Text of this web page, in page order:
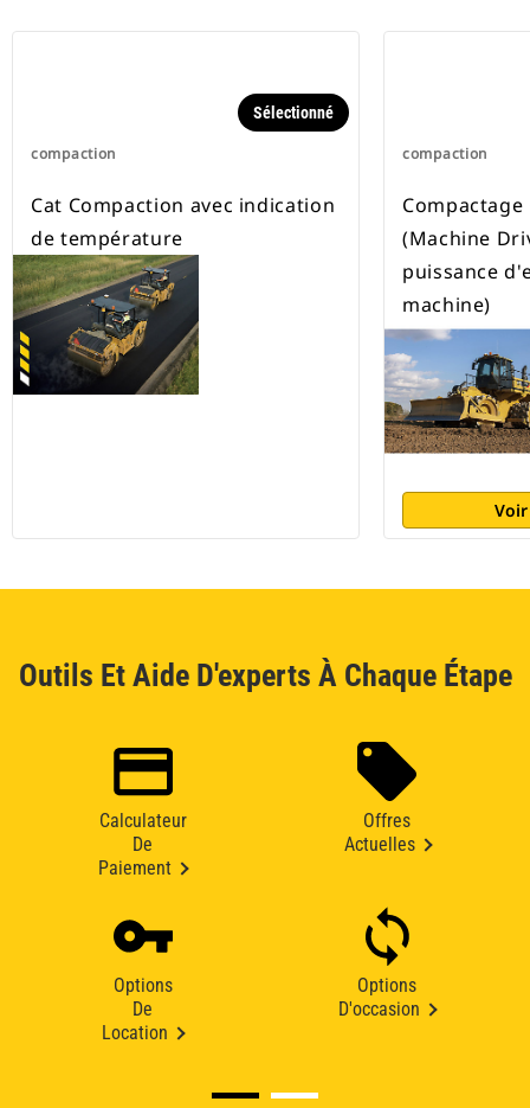
compaction
Sélectionné
Cat Compaction avec indication
de température
compaction
Compactage
(Machine
puissance
machine)
Outils Et Aide D'experts À Chaque Étape
Calculateur
De
Paiement
Offres
Actuelles
Options
De
Location
Options
D'occasion